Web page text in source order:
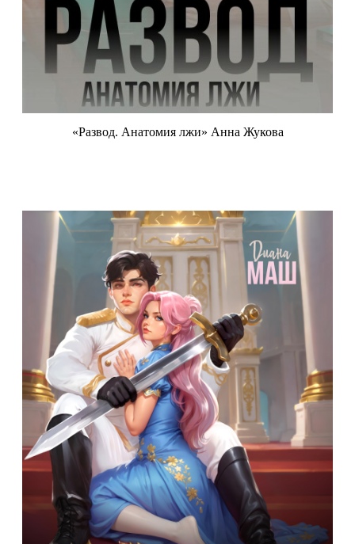
«Развод. Анатомия лжи» Анна Жукова